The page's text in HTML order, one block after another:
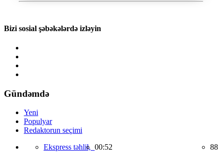
Bizi sosial şəbəkələrdə izləyin
Gündəmdə
Yeni
Populyar
Redaktorun seçimi
Ekspress təhlil, 00:52 88